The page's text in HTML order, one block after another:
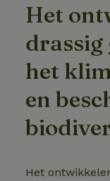
Het
het
en
Het